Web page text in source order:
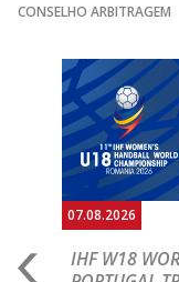
CONSELHO ARBITRAGEM
07.08.2026
IHF W18
Anterior